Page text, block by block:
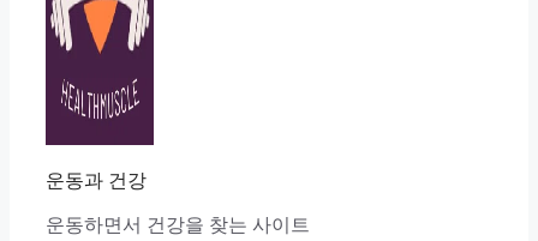
운동과 건강
운동하면서 건강을 찾는 사이트